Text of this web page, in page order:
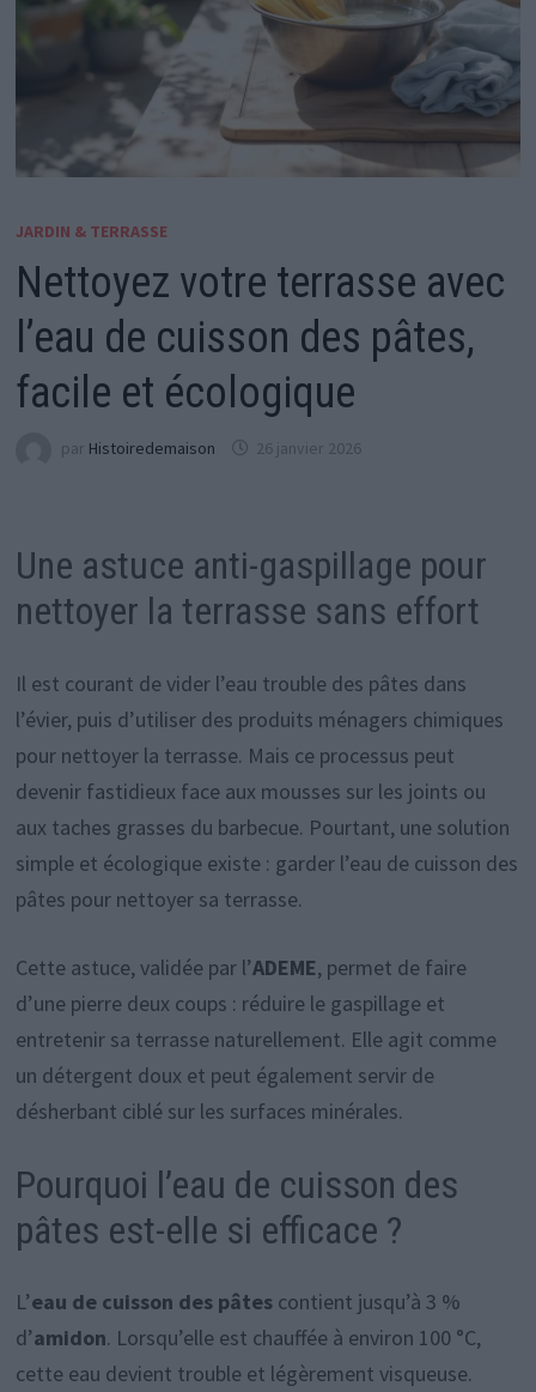
JARDIN & TERRASSE
Nettoyez votre terrasse avec
l’eau de cuisson des pâtes,
facile et écologique
par Histoiredemaison 26 janvier 2026
Une astuce anti-gaspillage pour
nettoyer la terrasse sans effort
Il est courant de vider l’eau trouble des pâtes dans
l’évier, puis d’utiliser des produits ménagers chimiques
pour nettoyer la terrasse. Mais ce processus peut
devenir fastidieux face aux mousses sur les joints ou
aux taches grasses du barbecue. Pourtant, une solution
simple et écologique existe : garder l’eau de cuisson des
pâtes pour nettoyer sa terrasse.
Cette astuce, validée par l’ADEME, permet de faire
d’une pierre deux coups : réduire le gaspillage et
entretenir sa terrasse naturellement. Elle agit comme
un détergent doux et peut également servir de
désherbant ciblé sur les surfaces minérales.
Pourquoi l’eau de cuisson des
pâtes est-elle si efficace ?
L’eau de cuisson des pâtescontient jusqu’à 3 %
d’amidon. Lorsqu’elle est chauffée à environ 100 °C,
cette eau devient trouble et légèrement visqueuse.